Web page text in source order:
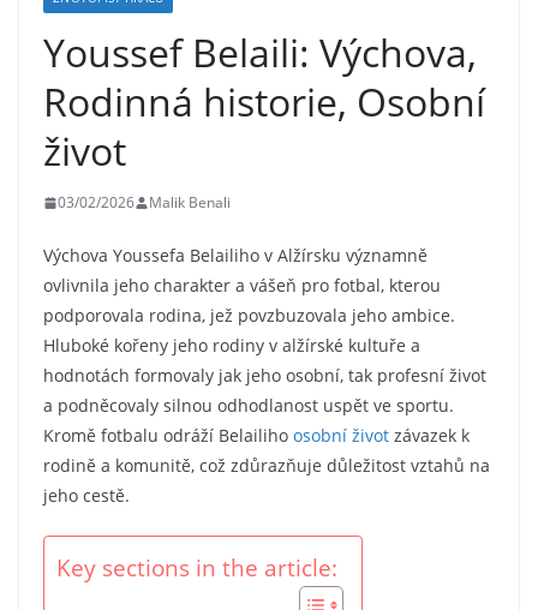
Youssef Belaili: Výchova,
Rodinná historie, Osobní
život
03/02/2026 Malik Benali
Výchova Youssefa Belailiho v Alžírsku významně
ovlivnila jeho charakter a vášeň pro fotbal, kterou
podporovala rodina, jež povzbuzovala jeho ambice.
Hluboké kořeny jeho rodiny v alžírské kultuře a
hodnotách formovaly jak jeho osobní, tak profesní život
a podněcovaly silnou odhodlanost uspět ve sportu.
Kromě fotbalu odráží Belailiho osobní život závazek k
rodině a komunitě, což zdůrazňuje důležitost vztahů na
jeho cestě.
Key sections in the article: